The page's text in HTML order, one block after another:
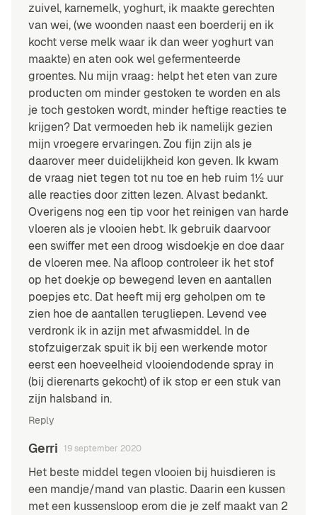
zuivel, karnemelk, yoghurt, ik maakte gerechten
van wei, (we woonden naast een boerderij en ik
kocht verse melk waar ik dan weer yoghurt van
maakte) en aten ook wel gefermenteerde
groentes. Nu mijn vraag: helpt het eten van zure
producten om minder gestoken te worden en als
je toch gestoken wordt, minder heftige reacties te
krijgen? Dat vermoeden heb ik namelijk gezien
mijn vroegere ervaringen. Zou fijn zijn als je
daarover meer duidelijkheid kon geven. Ik kwam
de vraag niet tegen tot nu toe en heb ruim 1½ uur
alle reacties door zitten lezen. Alvast bedankt.
Overigens nog een tip voor het reinigen van harde
vloeren als je vlooien hebt. Ik gebruik daarvoor
een swiffer met een droog wisdoekje en doe daar
de vloeren mee. Na afloop controleer ik het stof
op het doekje op bewegend leven en aantallen
poepjes etc. Dat heeft mij erg geholpen om te
zien hoe de aantallen terugliepen. Levend vee
verdronk ik in azijn met afwasmiddel. In de
stofzuigerzak spuit ik bij een werkende motor
eerst een hoeveelheid vlooiendodende spray in
(bij dierenarts gekocht) of ik stop er een stuk van
zijn halsband in.
Reply
Gerri 19 september 2020
Het beste middel tegen vlooien bij huisdieren is
een mandje/mand van plastic. Daarin een kussen
met een kussensloop erom die je zelf maakt van 2